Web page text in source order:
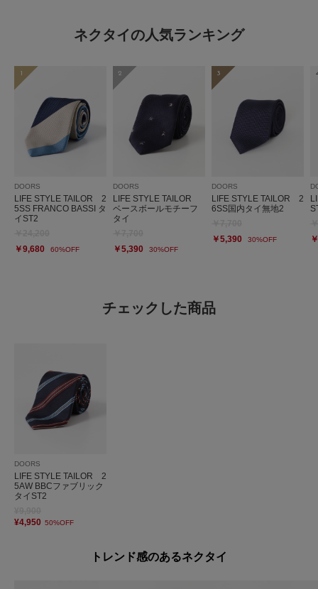
ネクタイの人気ランキング
1
DOORS
LIFE STYLE TAILOR 2
5SS FRANCO BASSI タ
イST2
￥9,680
60%OFF
2
DOORS
LIFE STYLE TAILOR
ベースボールモチーフ
タイ
￥5,390
30%OFF
3
DOORS
LIFE STYLE TAILOR 2
6SS国内タイ無地2
￥5,390
30%OFF
チェックした商品
DOORS
LIFE STYLE TAILOR 2
5AW BBCファブリック
タイST2
¥4,950 50%OFF
トレンド感のあるネクタイ